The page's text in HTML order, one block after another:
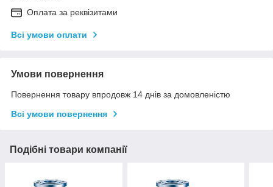
Оплата за реквізитами
Всі умови оплати
Умови повернення
Повернення товару впродовж 14 днів за домовленістю
Всі умови повернення
Подібні товари компанії